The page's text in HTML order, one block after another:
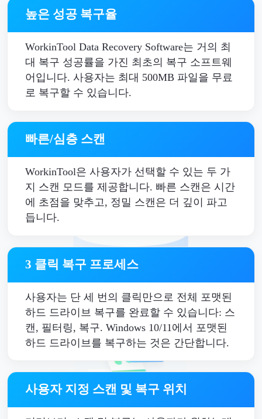
높은 성공 복구율
WorkinTool Data Recovery Software는 거의 최
대 복구 성공률을 가진 최초의 복구 소프트웨
어입니다. 사용자는 최대 500MB 파일을 무료
로 복구할 수 있습니다.
빠른/심층 스캔
WorkinTool은 사용자가 선택할 수 있는 두 가
지 스캔 모드를 제공합니다. 빠른 스캔은 시간
에 초점을 맞추고, 정밀 스캔은 더 깊이 파고
듭니다.
3 클릭 복구 프로세스
사용자는 단 세 번의 클릭만으로 전체 포맷된
하드 드라이브 복구를 완료할 수 있습니다: 스
캔, 필터링, 복구. Windows 10/11에서 포맷된
하드 드라이브를 복구하는 것은 간단합니다.
사용자 지정 스캔 및 복구 위치